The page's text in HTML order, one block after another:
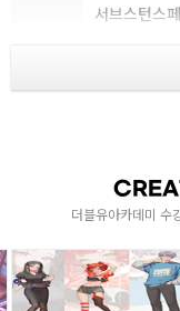
서브스턴스
더블유아카데미 수